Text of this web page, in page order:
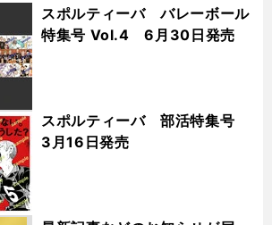
スポルティーバ バレーボール
特集号 Vol.4 6月30日発売
スポルティーバ 部活特集号
3月16日発売